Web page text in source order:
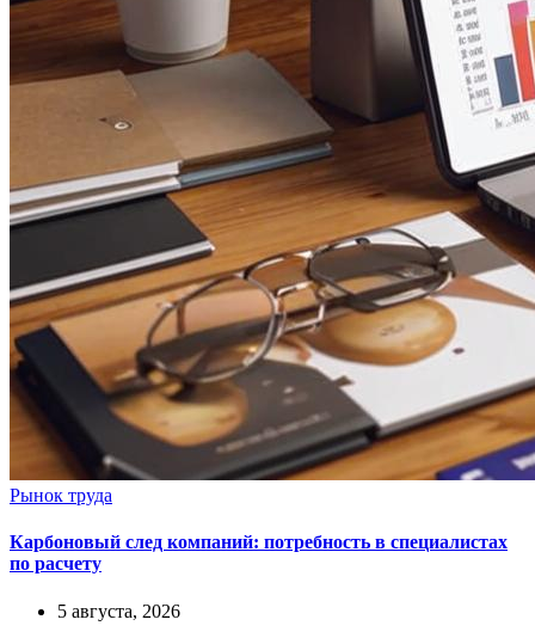
Рынок труда
Карбоновый след компаний: потребность в специалистах
по расчету
5 августа, 2026